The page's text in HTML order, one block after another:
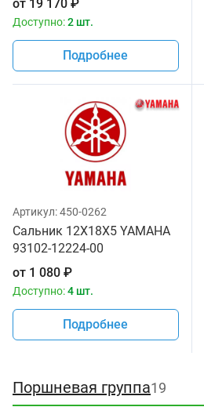
YAMAHA 5NL-16371-00-00
5NL-16371
от 19 170 ₽
Доступно:2 шт.
Подробнее
Артикул:450-0262
Сальник 12X18X5 YAMAHA
93102-12224-00
от 1 080 ₽
Доступно:4 шт.
Подробнее
Поршневая группа19